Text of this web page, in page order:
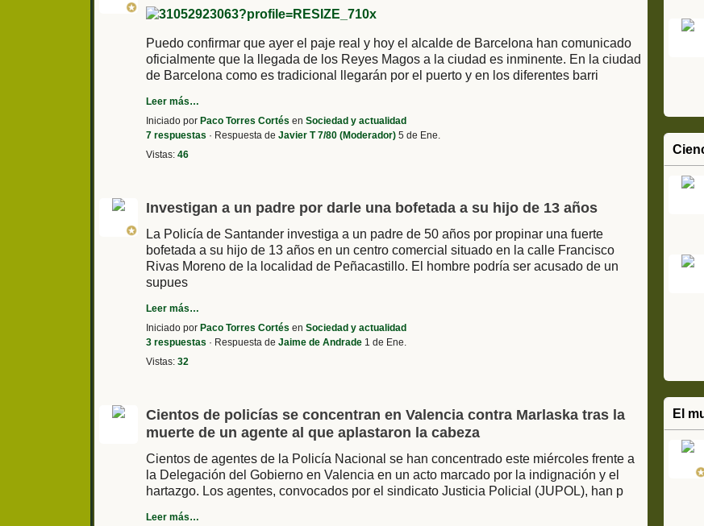
Puedo confirmar que ayer el paje real y hoy el alcalde de Barcelona han comunicado
oficialmente que la llegada de los Reyes Magos a la ciudad es inminente. En la ciudad
de Barcelona como es tradicional llegarán por el puerto y en los diferentes barri
Leer más…
Iniciado por Paco Torres Cortés en Sociedad y actualidad
7 respuestas · Respuesta de Javier T 7/80 (Moderador) 5 de Ene.
Vistas: 46
Investigan a un padre por darle una bofetada a su hijo de 13 años
La Policía de Santander investiga a un padre de 50 años por propinar una fuerte
bofetada a su hijo de 13 años en un centro comercial situado en la calle Francisco
Rivas Moreno de la localidad de Peñacastillo. El hombre podría ser acusado de un
supues
Leer más…
Iniciado por Paco Torres Cortés en Sociedad y actualidad
3 respuestas · Respuesta de Jaime de Andrade 1 de Ene.
Vistas: 32
Cientos de policías se concentran en Valencia contra Marlaska tras la
muerte de un agente al que aplastaron la cabeza
Cientos de agentes de la Policía Nacional se han concentrado este miércoles frente a
la Delegación del Gobierno en Valencia en un acto marcado por la indignación y el
hartazgo. Los agentes, convocados por el sindicato Justicia Policial (JUPOL), han p
Leer más…
El